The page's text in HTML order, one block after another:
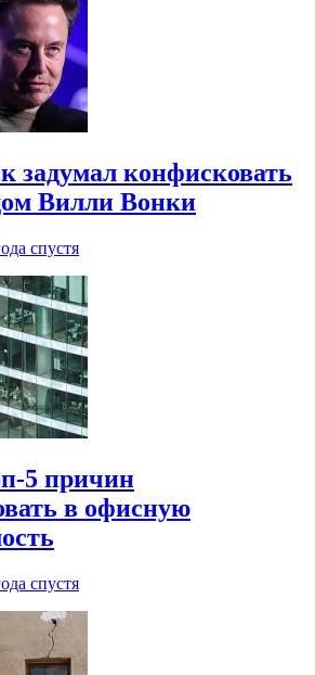
задумал конфисковать
Вилли Вонки
спустя
5 причин
в офисную
спустя